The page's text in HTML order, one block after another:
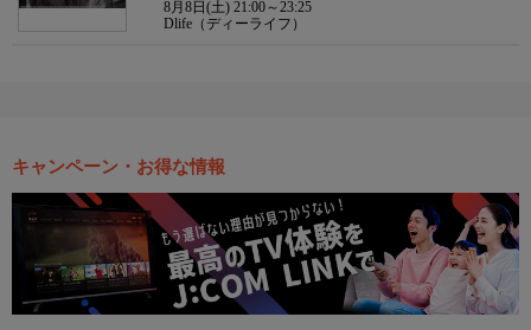
8月8日(土) 21:00～23:25
Dlife（ディーライフ）
キャンペーン・お得な情報